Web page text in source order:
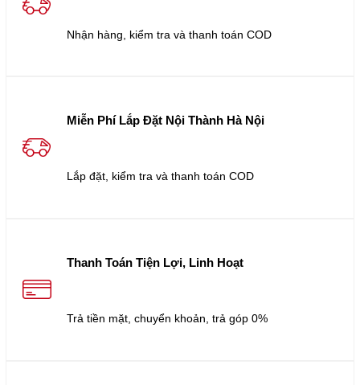
Nhận hàng, kiểm tra và thanh toán COD
Miễn Phí Lắp Đặt Nội Thành Hà Nội
Lắp đặt, kiểm tra và thanh toán COD
Thanh Toán Tiện Lợi, Linh Hoạt
Trả tiền mặt, chuyển khoản, trả góp 0%